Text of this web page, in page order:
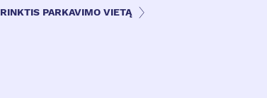
RINKTIS PARKAVIMO VIETĄ